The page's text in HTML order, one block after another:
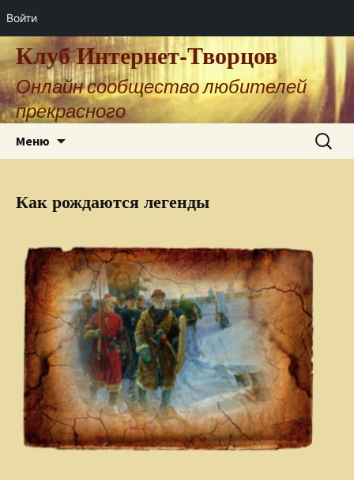
Войти
Клуб Интернет-Творцов
Онлайн сообщество любителей
прекрасного
Меню Найти:
Как рождаются легенды